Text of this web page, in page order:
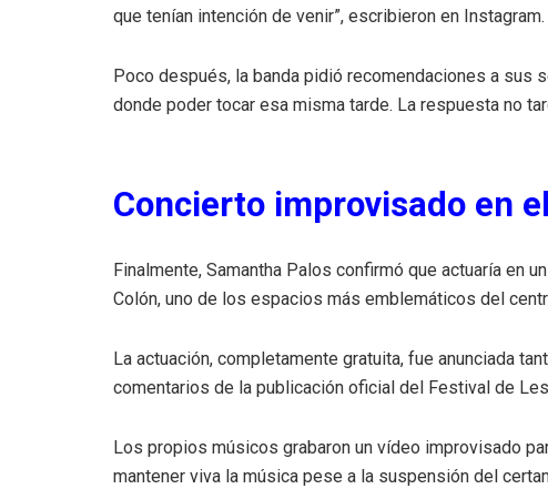
que tenían intención de venir”, escribieron en Instagram.
Poco después, la banda pidió recomendaciones a sus
donde poder tocar esa misma tarde. La respuesta no
Concierto improvisado en
Finalmente, Samantha Palos confirmó que actuaría en
Colón, uno de los espacios más emblemáticos del
La actuación, completamente gratuita, fue anunciada
comentarios de la publicación oficial del Festival de
Los propios músicos grabaron un vídeo improvisado
mantener viva la música pese a la suspensión del